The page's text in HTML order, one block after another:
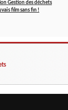
Gestion des déchets
film sans fin !